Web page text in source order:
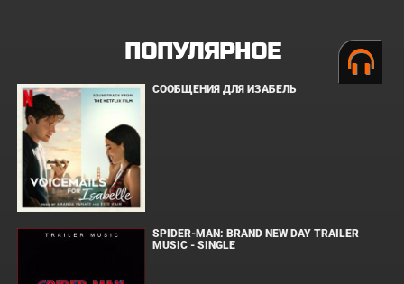
ПОПУЛЯРНОЕ
СООБЩЕНИЯ ДЛЯ ИЗАБЕЛЬ
SPIDER-MAN: BRAND NEW DAY TRAILER
MUSIC - SINGLE